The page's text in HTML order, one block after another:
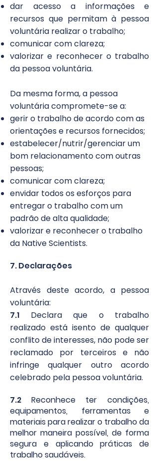
dar acesso a informações e
recursos que permitam à pessoa
voluntária realizar o trabalho;
comunicar com clareza;
valorizar e reconhecer o trabalho
da pessoa voluntária.
Da mesma forma, a pessoa
voluntária compromete-se a:
gerir o trabalho de acordo com as
orientações e recursos fornecidos;
estabelecer/nutrir/gerenciar um
bom relacionamento com outras
pessoas;
comunicar com clareza;
envidar todos os esforços para
entregar o trabalho com um
padrão de alta qualidade;
valorizar e reconhecer o trabalho
da Native Scientists.
7. Declarações
Através deste acordo, a pessoa
voluntária:
7.1
Declara que o trabalho
realizado está isento de qualquer
conflito de interesses, não pode ser
reclamado por terceiros e não
infringe qualquer outro acordo
celebrado pela pessoa voluntária.
7.2 Reconhece ter condições,
equipamentos, ferramentas e
materiais para realizar o trabalho da
melhor maneira possível, de forma
segura e aplicando práticas de
trabalho saudáveis.